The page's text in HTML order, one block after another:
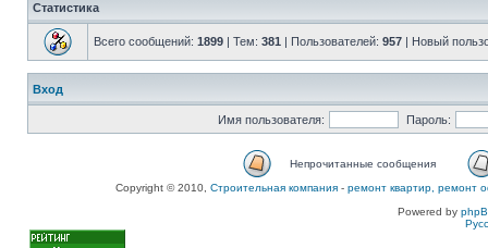
Статистика
Всего сообщений: 1899 | Тем: 381 | Пользователей: 957 | Новый
Вход
Имя пользователя: Пароль:
Непрочитанные сообщения
Copyright © 2010, Строительная компания - ремонт квартир, ремонт
Powered by